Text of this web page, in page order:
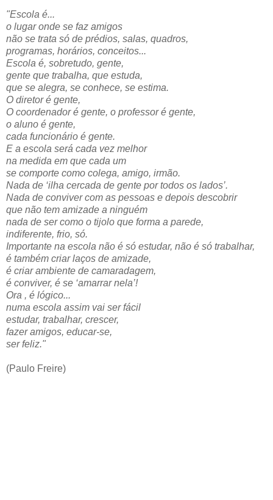
"Escola é...
o lugar onde se faz amigos
não se trata só de prédios, salas, quadros,
programas, horários, conceitos...
Escola é, sobretudo, gente,
gente que trabalha, que estuda,
que se alegra, se conhece, se estima.
O diretor é gente,
O coordenador é gente, o professor é gente,
o aluno é gente,
cada funcionário é gente.
E a escola será cada vez melhor
na medida em que cada um
se comporte como colega, amigo, irmão.
Nada de ‘ilha cercada de gente por todos os lados’.
Nada de conviver com as pessoas e depois descobrir
que não tem amizade a ninguém
nada de ser como o tijolo que forma a parede,
indiferente, frio, só.
Importante na escola não é só estudar, não é só trabalhar,
é também criar laços de amizade,
é criar ambiente de camaradagem,
é conviver, é se ‘amarrar nela’!
Ora , é lógico...
numa escola assim vai ser fácil
estudar, trabalhar, crescer,
fazer amigos, educar-se,
ser feliz."
(Paulo Freire)